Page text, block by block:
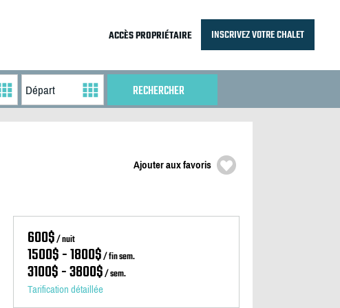
ACCÈS PROPRIÉTAIRE INSCRIVEZ VOTRE CHALET
Ajouter aux favoris
600$/ nuit
1500$ - 1800$/ fin sem.
3100$ - 3800$/ sem.
Tarification détaillée